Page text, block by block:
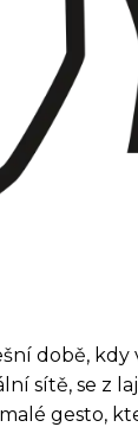
době,
sítě, se z
gesto,